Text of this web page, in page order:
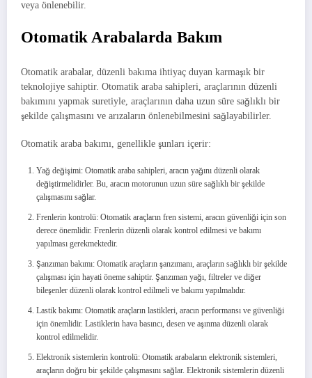
veya önlenebilir.
Otomatik Arabalarda Bakım
Otomatik arabalar, düzenli bakıma ihtiyaç duyan karmaşık bir
teknolojiye sahiptir. Otomatik araba sahipleri, araçlarının düzenli
bakımını yapmak suretiyle, araçlarının daha uzun süre sağlıklı bir
şekilde çalışmasını ve arızaların önlenebilmesini sağlayabilirler.
Otomatik araba bakımı, genellikle şunları içerir:
Yağ değişimi: Otomatik araba sahipleri, aracın yağını düzenli olarak
değiştirmelidirler. Bu, aracın motorunun uzun süre sağlıklı bir şekilde
çalışmasını sağlar.
Frenlerin kontrolü: Otomatik araçların fren sistemi, aracın güvenliği için son
derece önemlidir. Frenlerin düzenli olarak kontrol edilmesi ve bakımı
yapılması gerekmektedir.
Şanzıman bakımı: Otomatik araçların şanzımanı, araçların sağlıklı bir şekilde
çalışması için hayati öneme sahiptir. Şanzıman yağı, filtreler ve diğer
bileşenler düzenli olarak kontrol edilmeli ve bakımı yapılmalıdır.
Lastik bakımı: Otomatik araçların lastikleri, aracın performansı ve güvenliği
için önemlidir. Lastiklerin hava basıncı, desen ve aşınma düzenli olarak
kontrol edilmelidir.
Elektronik sistemlerin kontrolü: Otomatik arabaların elektronik sistemleri,
araçların doğru bir şekilde çalışmasını sağlar. Elektronik sistemlerin düzenli